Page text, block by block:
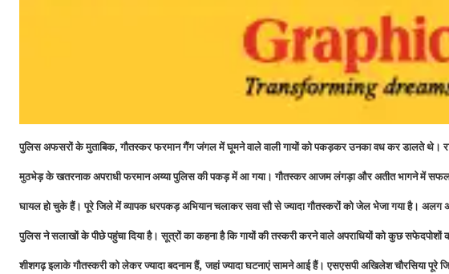
पुलिस अफसरों के मुताबिक,गौतस्कर फरमान गैंग जंगल में घूमने वाले वाली गायों को पकड़कर उनका वध कर डालते थे।
मुठभेड़ के खतरनाक अपराधी फरमान अय्या पुलिस की पकड़ में आ गया। गौतस्कर आजम लंगड़ा और अतीत भागने में सफल
घायल हो चुके हैं। पूरे जिले में व्यापक धरपकड़ अभियान चलाकर सवा सौ से ज्यादा गौतस्करों को जेल भेजा गया है। अलग
पुलिस ने सलाखों के पीछे पहुंचा दिया है।सूत्रों का कहना है कि गायों की तस्करी करने वाले अपराधियों को कुछ सफेदपोशों
शीशगढ़ इलाके गौतस्करी को लेकर ज्यादा बदनाम हैं,जहां ज्यादा घटनाएं सामने आई हैं। एसएसपी अखिलेश चौरसिया पूरे